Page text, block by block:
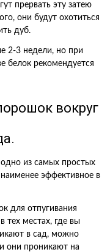
прервать эту затею
они будут охотиться
дуб.
2-3 недели, но при
белок рекомендуется
вокруг
из самых простых
эффективное в
для отпугивания
тех местах, где вы
в сад, можно
они проникают на